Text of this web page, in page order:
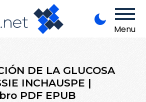
Menu
DE LA GLUCOSA
INCHAUSPE |
PDF EPUB